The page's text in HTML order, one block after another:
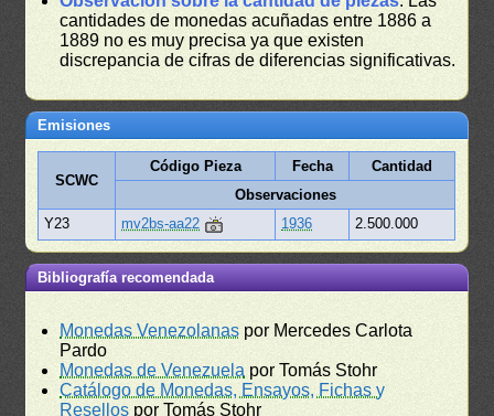
cantidades de monedas acuñadas entre 1886 a
1889 no es muy precisa ya que existen
discrepancia de cifras de diferencias significativas.
Emisiones
SCWC
Código Pieza Fecha
Cantidad
Observaciones
Y23
mv2bs-aa22 1936 2.500.000
Bibliografía recomendada
Monedas Venezolanas por Mercedes Carlota
Pardo
Monedas de Venezuela por Tomás Stohr
Catálogo de Monedas, Ensayos, Fichas y
Resellos por Tomás Stohr